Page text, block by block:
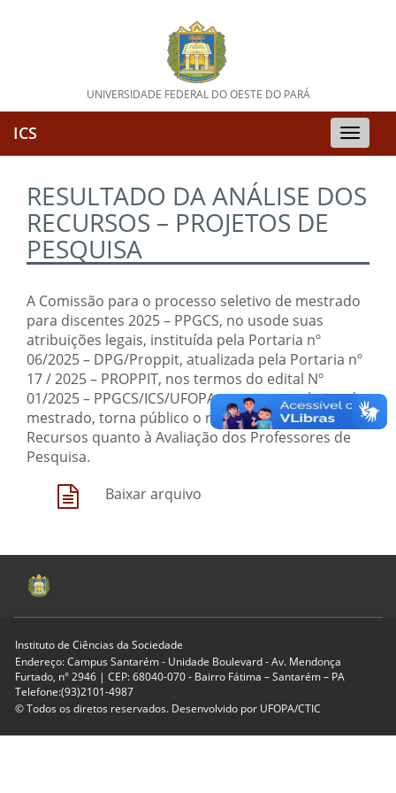
UNIVERSIDADE FEDERAL DO OESTE DO PARÁ
Toggle
ICS
RESULTADO DA ANÁLISE DOS
RECURSOS – PROJETOS DE
PESQUISA
A Comissão para o processo seletivo de mestrado
para discentes 2025 – PPGCS, no usode suas
atribuições legais, instituída pela Portaria nº
06/2025 – DPG/Proppit, atualizada pela Portaria nº
17 / 2025 – PROPPIT, nos termos do edital Nº
01/2025 – PPGCS/ICS/UFOPA - processo seletivo de
mestrado, torna público o resultado da Análise dos
Recursos quanto à Avaliação dos Professores de
Pesquisa.
Baixar arquivo
Instituto de Ciências da Sociedade
Endereço: Campus Santarém - Unidade Boulevard - Av. Mendonça
Furtado, n° 2946 | CEP: 68040-070 - Bairro Fátima – Santarém – PA
Telefone:(93)2101-4987
© Todos os diretos reservados. Desenvolvido por UFOPA/CTIC